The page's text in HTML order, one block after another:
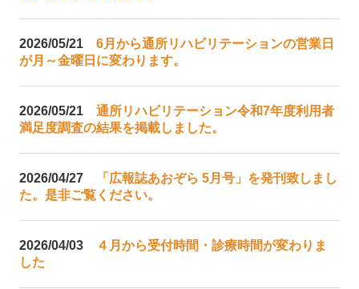
2026/05/216月から通所リハビリテーションの営業日
が月～金曜日に変わります。
2026/05/21通所リハビリテーション令和7年度利用者
満足度調査の結果を掲載しました。
2026/04/27
「広報誌あおぞら 5月号」を発刊致しまし
た。是非ご覧ください。
2026/04/03
４月から受付時間・診療時間が変わりま
した